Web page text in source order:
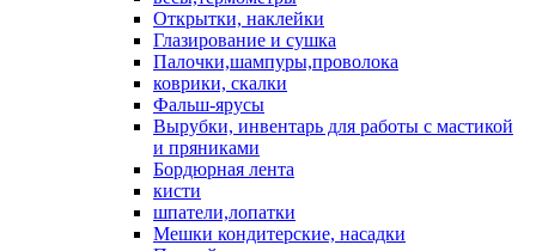
Открытки, наклейки
Глазирование и сушка
Палочки,шампуры,проволока
коврики, скалки
Фальш-ярусы
Вырубки, инвентарь для работы с мастикой
и пряниками
Бордюрная лента
кисти
шпатели,лопатки
Мешки кондитерские, насадки